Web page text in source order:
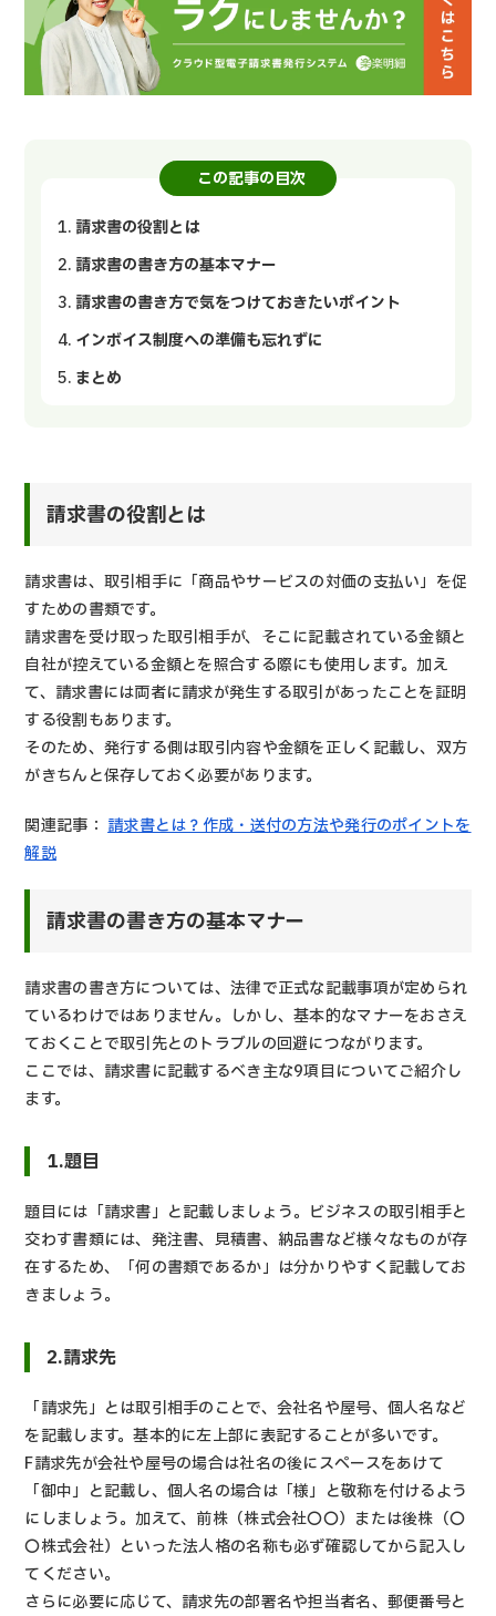
この記事の目次
請求書の役割とは
請求書の書き方の基本マナー
請求書の書き方で気をつけておきたいポイント
インボイス制度への準備も忘れずに
まとめ
請求書の役割とは
請求書は、取引相手に「商品やサービスの対価の支払い」を促
すための書類です。
請求書を受け取った取引相手が、そこに記載されている金額と
自社が控えている金額とを照合する際にも使用します。加え
て、請求書には両者に請求が発生する取引があったことを証明
する役割もあります。
そのため、発行する側は取引内容や金額を正しく記載し、双方
がきちんと保存しておく必要があります。
関連記事： 請求書とは？作成・送付の方法や発行のポイントを
解説
請求書の書き方の基本マナー
請求書の書き方については、法律で正式な記載事項が定められ
ているわけではありません。しかし、基本的なマナーをおさえ
ておくことで取引先とのトラブルの回避につながります。
ここでは、請求書に記載するべき主な9項目についてご紹介し
ます。
1.題目
題目には「請求書」と記載しましょう。ビジネスの取引相手と
交わす書類には、発注書、見積書、納品書など様々なものが存
在するため、「何の書類であるか」は分かりやすく記載してお
きましょう。
2.請求先
「請求先」とは取引相手のことで、会社名や屋号、個人名など
を記載します。基本的に左上部に表記することが多いです。
F請求先が会社や屋号の場合は社名の後にスペースをあけて
「御中」と記載し、個人名の場合は「様」と敬称を付けるよう
にしましょう。加えて、前株（株式会社〇〇）または後株（〇
〇株式会社）といった法人格の名称も必ず確認してから記入し
てください。
さらに必要に応じて、請求先の部署名や担当者名、郵便番号と